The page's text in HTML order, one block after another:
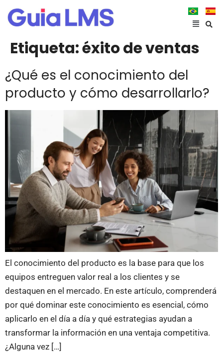
Etiqueta:éxito de ventas
¿Qué es el conocimiento del
producto y cómo desarrollarlo?
El conocimiento del producto es la base para que los
equipos entreguen valor real a los clientes y se
destaquen en el mercado. En este artículo, comprenderá
por qué dominar este conocimiento es esencial, cómo
aplicarlo en el día a día y qué estrategias ayudan a
transformar la información en una ventaja competitiva.
¿Alguna vez […]